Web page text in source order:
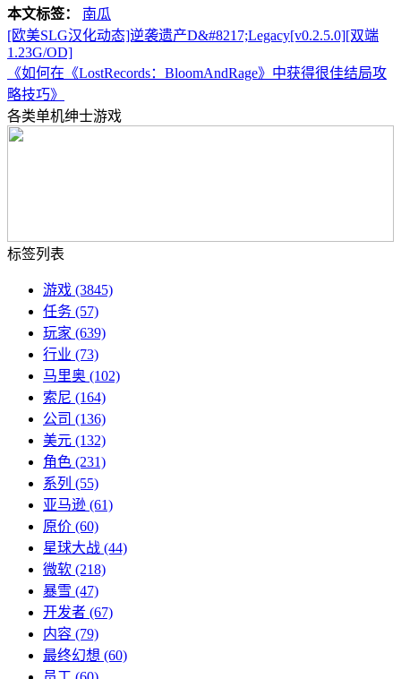
本文标签：
南瓜
[欧美SLG汉化动态]逆袭遗产D&#8217;Legacy[v0.2.5.0][双端
1.23G/OD]
《如何在《LostRecords：BloomAndRage》中获得很佳结局攻
略技巧》
各类单机绅士游戏
标签列表
游戏 (3845)
任务 (57)
玩家 (639)
行业 (73)
马里奥 (102)
索尼 (164)
公司 (136)
美元 (132)
角色 (231)
系列 (55)
亚马逊 (61)
原价 (60)
星球大战 (44)
微软 (218)
暴雪 (47)
开发者 (67)
内容 (79)
最终幻想 (60)